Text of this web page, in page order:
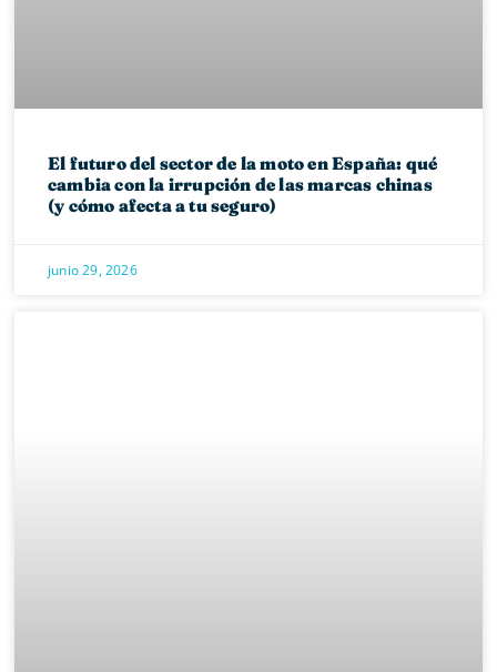
El futuro del sector de la moto en España: qué
cambia con la irrupción de las marcas chinas
(y cómo afecta a tu seguro)
junio 29, 2026